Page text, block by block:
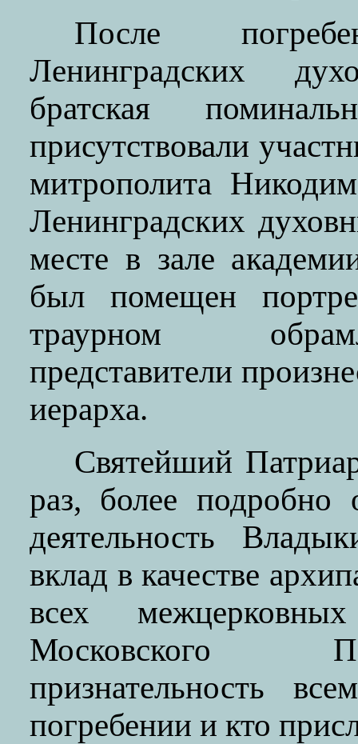
После
Ленинградских
братская
присутствовали
митрополита
Ленинградских
месте в зале
был помещен
траурном
представители
иерарха.
Святейший
раз, более подробно
деятельность
вклад в качестве
всех
Московского
признательность
погребении и кто